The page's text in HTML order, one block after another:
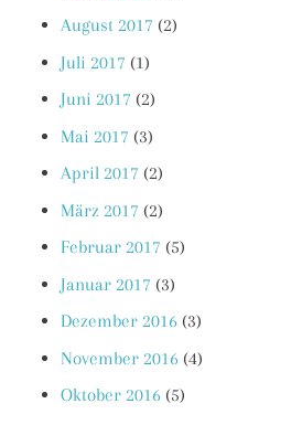
August 2017 (2)
Juli 2017 (1)
Juni 2017 (2)
Mai 2017 (3)
April 2017 (2)
März 2017 (2)
Februar 2017 (5)
Januar 2017 (3)
Dezember 2016 (3)
November 2016 (4)
Oktober 2016 (5)